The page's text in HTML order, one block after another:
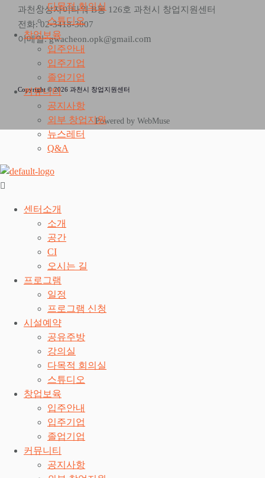
다목적 회의실
스튜디오
창업보육
입주안내
입주기업
졸업기업
커뮤니티
공지사항
외부 창업지원
뉴스레터
Q&A
센터소개
소개
공간
CI
오시는 길
프로그램
일정
프로그램 신청
시설예약
공유주방
강의실
다목적 회의실
스튜디오
창업보육
입주안내
입주기업
졸업기업
커뮤니티
공지사항
과천상상자이타워 B동 126호 과천시 창업지원센터
전화: 02-3418-3007
이메일: gwacheon.opk@gmail.com
Copyright © 2026 과천시 창업지원센터
Powered by WebMuse